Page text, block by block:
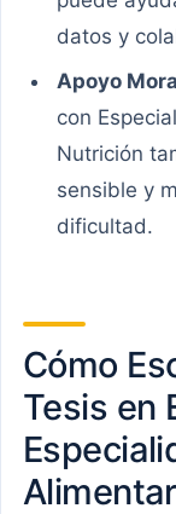
datos y
Apoyo
con
Nutrición
sensible y
dificultad.
Cómo
Tesis en